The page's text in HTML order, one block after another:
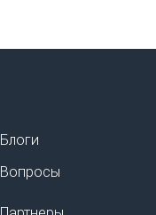
Блоги
Вопросы